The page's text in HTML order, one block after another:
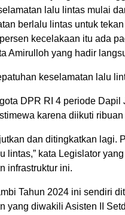
lalu lintas mulai
berlalu lintas untuk
kecelakaan itu ada
Amirulloh yang hadir
keselamatan lalu
DPR RI 4 periode Dapil
karena diikuti ribuan
dan ditingkatkan lagi.
lintas,” kata Legislator
infrastruktur ini.
Tahun 2024 ini sendiri
yang diwakili Asisten II